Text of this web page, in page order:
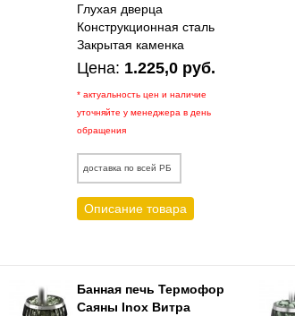
Глухая дверца
Конструкционная сталь
Закрытая каменка
Цена: 1.225,0 руб.
* актуальность цен и наличие
уточняйте у менеджера в день
обращения
доставка по всей РБ
Описание товара
Банная печь Термофор
Саяны Inox Витра